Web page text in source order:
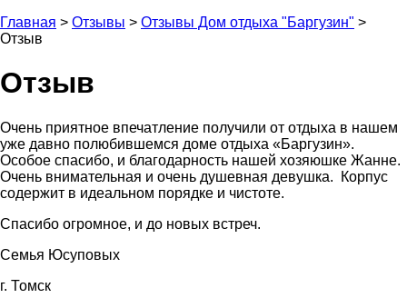
Главная > Отзывы > Отзывы Дом отдыха "Баргузин" >
Отзыв
Отзыв
Очень приятное впечатление получили от отдыха в нашем
уже давно полюбившемся доме отдыха «Баргузин».
Особое спасибо, и благодарность нашей хозяюшке Жанне.
Очень внимательная и очень душевная девушка. Корпус
содержит в идеальном порядке и чистоте.
Спасибо огромное, и до новых встреч.
Семья Юсуповых
г. Томск